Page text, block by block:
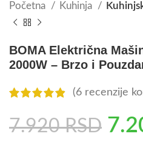
Početna Kuhinja
BOMA Električna
2000W – Brzo i
(6 recenzije
7.920RSD